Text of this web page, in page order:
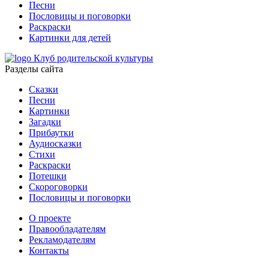
Песни
Пословицы и поговорки
Раскраски
Картинки для детей
Клуб родительской культуры
Разделы сайта
Сказки
Песни
Картинки
Загадки
Прибаутки
Аудиосказки
Стихи
Раскраски
Потешки
Скороговорки
Пословицы и поговорки
О проекте
Правообладателям
Рекламодателям
Контакты